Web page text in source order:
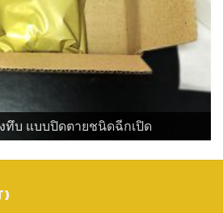
ทึบ แบบปิดตายชนิดฉีกเปิด